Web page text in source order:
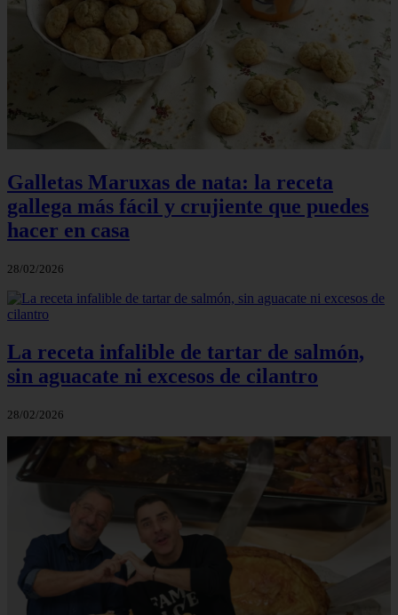
Galletas Maruxas de nata: la receta
gallega más fácil y crujiente que puedes
hacer en casa
28/02/2026
La receta infalible de tartar de salmón,
sin aguacate ni excesos de cilantro
28/02/2026